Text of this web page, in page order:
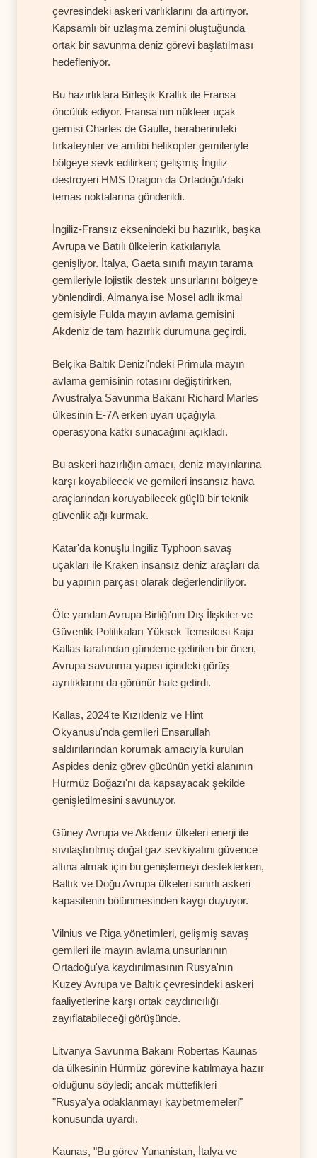
çevresindeki askeri varlıklarını da artırıyor.
Kapsamlı bir uzlaşma zemini oluştuğunda
ortak bir savunma deniz görevi başlatılması
hedefleniyor.
Bu hazırlıklara Birleşik Krallık ile Fransa
öncülük ediyor. Fransa'nın nükleer uçak
gemisi Charles de Gaulle, beraberindeki
fırkateynler ve amfibi helikopter gemileriyle
bölgeye sevk edilirken; gelişmiş İngiliz
destroyeri HMS Dragon da Ortadoğu'daki
temas noktalarına gönderildi.
İngiliz-Fransız eksenindeki bu hazırlık, başka
Avrupa ve Batılı ülkelerin katkılarıyla
genişliyor. İtalya, Gaeta sınıfı mayın tarama
gemileriyle lojistik destek unsurlarını bölgeye
yönlendirdi. Almanya ise Mosel adlı ikmal
gemisiyle Fulda mayın avlama gemisini
Akdeniz'de tam hazırlık durumuna geçirdi.
Belçika Baltık Denizi'ndeki Primula mayın
avlama gemisinin rotasını değiştirirken,
Avustralya Savunma Bakanı Richard Marles
ülkesinin E-7A erken uyarı uçağıyla
operasyona katkı sunacağını açıkladı.
Bu askeri hazırlığın amacı, deniz mayınlarına
karşı koyabilecek ve gemileri insansız hava
araçlarından koruyabilecek güçlü bir teknik
güvenlik ağı kurmak.
Katar'da konuşlu İngiliz Typhoon savaş
uçakları ile Kraken insansız deniz araçları da
bu yapının parçası olarak değerlendiriliyor.
Öte yandan Avrupa Birliği'nin Dış İlişkiler ve
Güvenlik Politikaları Yüksek Temsilcisi Kaja
Kallas tarafından gündeme getirilen bir öneri,
Avrupa savunma yapısı içindeki görüş
ayrılıklarını da görünür hale getirdi.
Kallas, 2024'te Kızıldeniz ve Hint
Okyanusu'nda gemileri Ensarullah
saldırılarından korumak amacıyla kurulan
Aspides deniz görev gücünün yetki alanının
Hürmüz Boğazı'nı da kapsayacak şekilde
genişletilmesini savunuyor.
Güney Avrupa ve Akdeniz ülkeleri enerji ile
sıvılaştırılmış doğal gaz sevkiyatını güvence
altına almak için bu genişlemeyi desteklerken,
Baltık ve Doğu Avrupa ülkeleri sınırlı askeri
kapasitenin bölünmesinden kaygı duyuyor.
Vilnius ve Riga yönetimleri, gelişmiş savaş
gemileri ile mayın avlama unsurlarının
Ortadoğu'ya kaydırılmasının Rusya'nın
Kuzey Avrupa ve Baltık çevresindeki askeri
faaliyetlerine karşı ortak caydırıcılığı
zayıflatabileceği görüşünde.
Litvanya Savunma Bakanı Robertas Kaunas
da ülkesinin Hürmüz görevine katılmaya hazır
olduğunu söyledi; ancak müttefikleri
"Rusya'ya odaklanmayı kaybetmemeleri"
konusunda uyardı.
Kaunas, "Bu görev Yunanistan, İtalya ve